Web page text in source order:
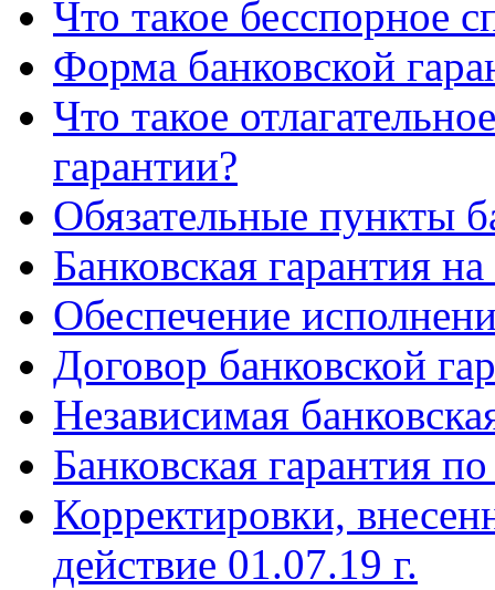
Что такое бесспорное
Форма банковской
Что такое
гарантии?
Обязательные пункты
Банковская гарантия на
Обеспечение
Договор банковской
Независимая
Банковская гарантия
Корректировки,
действие 01.07.19 г.